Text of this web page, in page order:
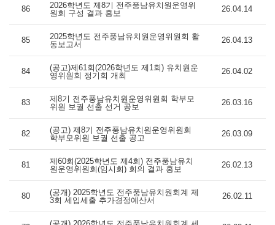
86
2026학년도 제8기 전주풍남유치원운영위
원회 구성 결과 홍보
26.04.14
85
2025학년도 전주풍남유치원운영위원회 활
동보고서
26.04.13
84
(공고)제61회(2026학년도 제1회) 유치원운
영위원회 정기회 개최
26.04.02
83
제8기 전주풍남유치원운영위원회 학부모
위원 보궐 선출 선거 공보
26.03.16
82
(공고) 제8기 전주풍남유치원운영위원회
학부모위원 보궐 선출 공고
26.03.09
81
제60회(2025학년도 제4회) 전주풍남유치
원운영위원회(임시회) 회의 결과 홍보
26.02.13
80
(공개) 2025학년도 전주풍남유치원회계 제
3회 세입세출 추가경정예산서
26.02.11